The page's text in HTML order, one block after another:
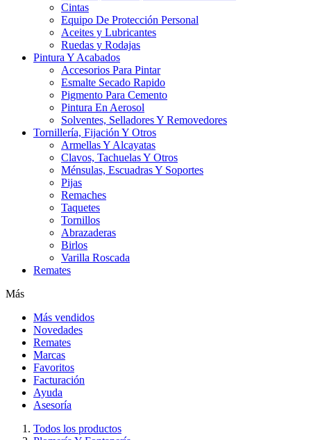
Cintas
Equipo De Protección Personal
Aceites y Lubricantes
Ruedas y Rodajas
Pintura Y Acabados
Accesorios Para Pintar
Esmalte Secado Rapido
Pigmento Para Cemento
Pintura En Aerosol
Solventes, Selladores Y Removedores
Tornillería, Fijación Y Otros
Armellas Y Alcayatas
Clavos, Tachuelas Y Otros
Ménsulas, Escuadras Y Soportes
Pijas
Remaches
Taquetes
Tornillos
Abrazaderas
Birlos
Varilla Roscada
Remates
Más
Más vendidos
Novedades
Remates
Marcas
Favoritos
Facturación
Ayuda
Asesoría
Todos los productos